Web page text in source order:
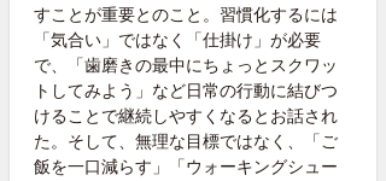
すことが重要とのこと。習慣化するには
「気合い」ではなく「仕掛け」が必要
で、「歯磨きの最中にちょっとスクワッ
トしてみよう」など日常の行動に結びつ
けることで継続しやすくなるとお話され
た。そして、無理な目標ではなく、「ご
飯を一口減らす」「ウォーキングシュー